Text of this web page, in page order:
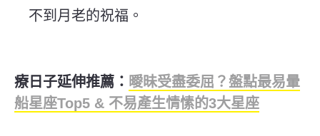
不到月老的祝福。
療日子延伸推薦： 曖昧受盡委屈？盤點最易暈
船星座Top5 & 不易產生情愫的3大星座